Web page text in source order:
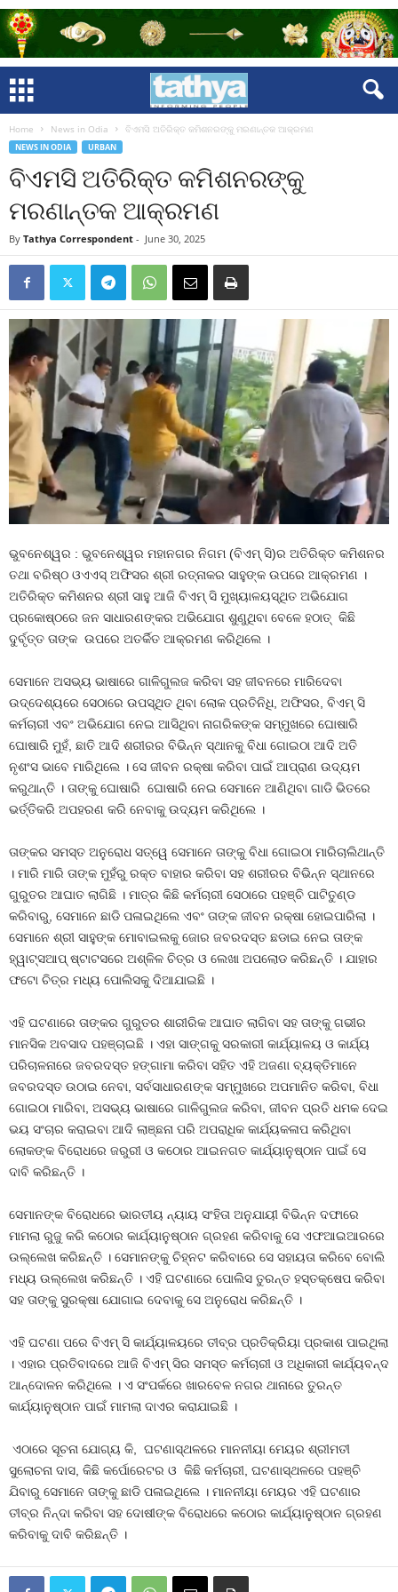
Home News in Odia ବିଏମସି ଅତିରିକ୍ତ କମିଶନରଙ୍କୁ ମରଣାନ୍ତକ ଆକ୍ରମଣ
NEWS IN ODIA URBAN
ବିଏମସି ଅତିରିକ୍ତ କମିଶନରଙ୍କୁ
ମରଣାନ୍ତକ ଆକ୍ରମଣ
By Tathya Correspondent - June 30, 2025
ଭୁବନେଶ୍ୱର : ଭୁବନେଶ୍ୱର ମହାନଗର ନିଗମ (ବିଏମ୍ ସି)ର ଅତିରିକ୍ତ କମିଶନର
ତଥା ବରିଷ୍ଠ ଓଏଏସ୍ ଅଫିସର ଶ୍ରୀ ରତ୍ନାକର ସାହୁଙ୍କ ଉପରେ ଆକ୍ରମଣ ।
ଅତିରିକ୍ତ କମିଶନର ଶ୍ରୀ ସାହୁ ଆଜି ବିଏମ୍ ସି ମୁଖ୍ୟାଳୟସ୍ଥିତ ଅଭିଯୋଗ
ପ୍ରକୋଷ୍ଠରେ ଜନ ସାଧାରଣଙ୍କର ଅଭିଯୋଗ ଶୁଣୁଥିବା ବେଳେ ହଠାତ୍ କିଛି
ଦୁର୍ବୃତ୍ତ ତାଙ୍କ ଉପରେ ଅତର୍କିତ ଆକ୍ରମଣ କରିଥିଲେ ।
ସେମାନେ ଅସଭ୍ୟ ଭାଷାରେ ଗାଳିଗୁଲଜ କରିବା ସହ ଜୀବନରେ ମାରିଦେବା
ଉଦ୍ଦେଶ୍ୟରେ ସେଠାରେ ଉପସ୍ଥିତ ଥିବା ଲୋକ ପ୍ରତିନିଧି, ଅଫିସର, ବିଏମ୍ ସି
କର୍ମଚାରୀ ଏବଂ ଅଭିଯୋଗ ନେଇ ଆସିଥିବା ନାଗରିକଙ୍କ ସମ୍ମୁଖରେ ଘୋଷାରି
ଘୋଷାରି ମୁହଁ, ଛାତି ଆଦି ଶରୀରର ବିଭିନ୍ନ ସ୍ଥାନକୁ ବିଧା ଗୋଇଠା ଆଦି ଅତି
ନୃଶଂସ ଭାବେ ମାରିଥିଲେ । ସେ ଜୀବନ ରକ୍ଷା କରିବା ପାଇଁ ଆପ୍ରାଣ ଉଦ୍ୟମ
କରୁଥାନ୍ତି । ତାଙ୍କୁ ଘୋଷାରି ଘୋଷାରି ନେଇ ସେମାନେ ଆଣିଥିବା ଗାଡି ଭିତରେ
ଭର୍ତ୍ତିକରି ଅପହରଣ କରି ନେବାକୁ ଉଦ୍ୟମ କରିଥିଲେ ।
ତାଙ୍କର ସମସ୍ତ ଅନୁରୋଧ ସତ୍ୱେ ସେମାନେ ତାଙ୍କୁ ବିଧା ଗୋଇଠା ମାରିଚାଲିଥାନ୍ତି
। ମାରି ମାରି ତାଙ୍କ ମୁହଁରୁ ରକ୍ତ ବାହାର କରିବା ସହ ଶରୀରର ବିଭିନ୍ନ ସ୍ଥାନରେ
ଗୁରୁତର ଆଘାତ ଲାଗିଛି । ମାତ୍ର କିଛି କର୍ମଚାରୀ ସେଠାରେ ପହଞ୍ଚି ପାଟିତୁଣ୍ଡ
କରିବାରୁ, ସେମାନେ ଛାଡି ପଳାଇଥିଲେ ଏବଂ ତାଙ୍କ ଜୀବନ ରକ୍ଷା ହୋଇପାରିଲା ।
ସେମାନେ ଶ୍ରୀ ସାହୁଙ୍କ ମୋବାଇଲକୁ ଜୋର ଜବରଦସ୍ତ ଛଡାଇ ନେଇ ତାଙ୍କ
ହ୍ୱାଟ୍ସଆପ୍ ଷ୍ଟାଟସରେ ଅଶ୍ଳିଳ ଚିତ୍ର ଓ ଲେଖା ଅପଲୋଡ କରିଛନ୍ତି । ଯାହାର
ଫଟୋ ଚିତ୍ର ମଧ୍ୟ ପୋଲିସକୁ ଦିଆଯାଇଛି ।
ଏହି ଘଟଣାରେ ତାଙ୍କର ଗୁରୁତର ଶାରୀରିକ ଆଘାତ ଲାଗିବା ସହ ତାଙ୍କୁ ଗଭୀର
ମାନସିକ ଅବସାଦ ପହଞ୍ଚାଇଛି । ଏହା ସାଙ୍ଗକୁ ସରକାରୀ କାର୍ଯ୍ୟାଳୟ ଓ କାର୍ଯ୍ୟ
ପରିଚାଳନାରେ ଜବରଦସ୍ତ ହଙ୍ଗାମା କରିବା ସହିତ ଏହି ଅଜଣା ବ୍ୟକ୍ତିମାନେ
ଜବରଦସ୍ତ ଉଠାଇ ନେବା, ସର୍ବସାଧାରଣଙ୍କ ସମ୍ମୁଖରେ ଅପମାନିତ କରିବା, ବିଧା
ଗୋଇଠା ମାରିବା, ଅସଭ୍ୟ ଭାଷାରେ ଗାଳିଗୁଲଜ କରିବା, ଜୀବନ ପ୍ରତି ଧମକ ଦେଇ
ଭୟ ସଂଚାର କରାଇବା ଆଦି ଲାଞ୍ଛନା ପରି ଅପରାଧିକ କାର୍ଯ୍ୟକଳାପ କରିଥିବା
ଲୋକଙ୍କ ବିରୋଧରେ ଜରୁରୀ ଓ କଠୋର ଆଇନଗତ କାର୍ଯ୍ୟାନୁଷ୍ଠାନ ପାଇଁ ସେ
ଦାବି କରିଛନ୍ତି ।
ସେମାନଙ୍କ ବିରୋଧରେ ଭାରତୀୟ ନ୍ୟାୟ ସଂହିତା ଅନୁଯାୟୀ ବିଭିନ୍ନ ଦଫାରେ
ମାମଲା ରୁଜୁ କରି କଠୋର କାର୍ଯ୍ୟାନୁଷ୍ଠାନ ଗ୍ରହଣ କରିବାକୁ ସେ ଏଫଆଇଆରରେ
ଉଲ୍ଲେଖ କରିଛନ୍ତି । ସେମାନଙ୍କୁ ଚିହ୍ନଟ କରିବାରେ ସେ ସହାୟତା କରିବେ ବୋଲି
ମଧ୍ୟ ଉଲ୍ଲେଖ କରିଛନ୍ତି । ଏହି ଘଟଣାରେ ପୋଲିସ ତୁରନ୍ତ ହସ୍ତକ୍ଷେପ କରିବା
ସହ ତାଙ୍କୁ ସୁରକ୍ଷା ଯୋଗାଇ ଦେବାକୁ ସେ ଅନୁରୋଧ କରିଛନ୍ତି ।
ଏହି ଘଟଣା ପରେ ବିଏମ୍ ସି କାର୍ଯ୍ୟାଳୟରେ ତୀବ୍ର ପ୍ରତିକ୍ରିୟା ପ୍ରକାଶ ପାଇଥିଲା
। ଏହାର ପ୍ରତିବାଦରେ ଆଜି ବିଏମ୍ ସିର ସମସ୍ତ କର୍ମଚାରୀ ଓ ଅଧିକାରୀ କାର୍ଯ୍ୟବନ୍ଦ
ଆନ୍ଦୋଳନ କରିଥିଲେ । ଏ ସଂପର୍କରେ ଖାରବେଳ ନଗର ଥାନାରେ ତୁରନ୍ତ
କାର୍ଯ୍ୟାନୁଷ୍ଠାନ ପାଇଁ ମାମଲା ଦାଏର କରାଯାଇଛି ।
ଏଠାରେ ସୂଚନା ଯୋଗ୍ୟ କି, ଘଟଣାସ୍ଥଳରେ ମାନନୀୟା ମେୟର ଶ୍ରୀମତୀ
ସୁଲୋଚନା ଦାସ, କିଛି କର୍ପୋରେଟର ଓ କିଛି କର୍ମଚାରୀ, ଘଟଣାସ୍ଥଳରେ ପହଞ୍ଚି
ଯିବାରୁ ସେମାନେ ତାଙ୍କୁ ଛାଡି ପଳାଇଥିଲେ । ମାନନୀୟା ମେୟର ଏହି ଘଟଣାର
ତୀବ୍ର ନିନ୍ଦା କରିବା ସହ ଦୋଷୀଙ୍କ ବିରୋଧରେ କଠୋର କାର୍ଯ୍ୟାନୁଷ୍ଠାନ ଗ୍ରହଣ
କରିବାକୁ ଦାବି କରିଛନ୍ତି ।